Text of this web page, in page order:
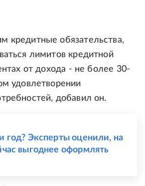
обязательства,
лимитов кредитной
от дохода - не более 30-
удовлетворении
добавил он.
год? Эксперты оценили, на
выгоднее оформлять